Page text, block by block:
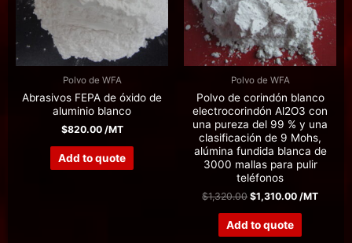
Polvo de WFA
Abrasivos FEPA de óxido de
aluminio blanco
$820.00/MT
Add to quote
Polvo de WFA
Polvo de corindón blanco
electrocorindón Al2O3 con
una pureza del 99 % y una
clasificación de 9 Mohs,
alúmina fundida blanca de
3000 mallas para pulir
teléfonos
$1,320.00 $1,310.00 /MT
Add to quote